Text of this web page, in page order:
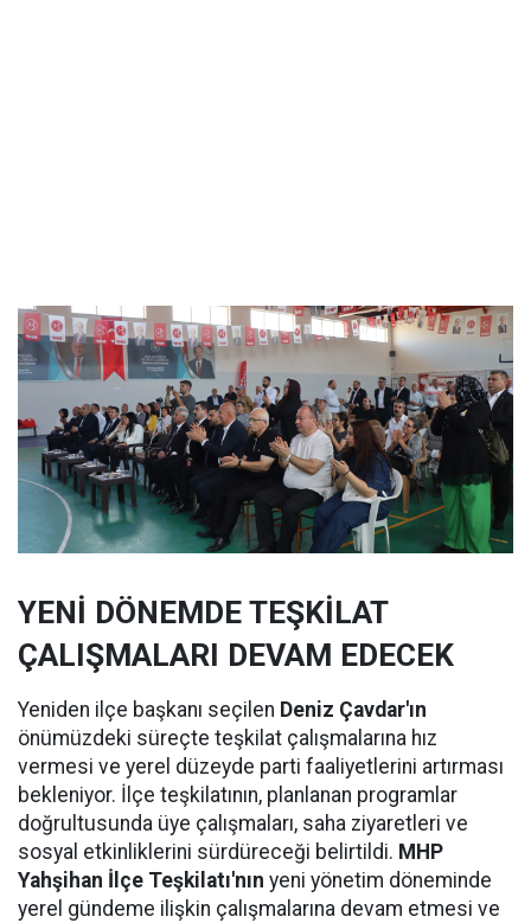
YENİ DÖNEMDE TEŞKİLAT
ÇALIŞMALARI DEVAM EDECEK
Yeniden ilçe başkanı seçilen Deniz Çavdar'ın
önümüzdeki süreçte teşkilat çalışmalarına hız
vermesi ve yerel düzeyde parti faaliyetlerini artırması
bekleniyor. İlçe teşkilatının, planlanan programlar
doğrultusunda üye çalışmaları, saha ziyaretleri ve
sosyal etkinliklerini sürdüreceği belirtildi. MHP
Yahşihan İlçe Teşkilatı'nın yeni yönetim döneminde
yerel gündeme ilişkin çalışmalarına devam etmesi ve